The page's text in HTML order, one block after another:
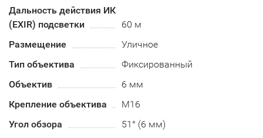
Дальность действия ИК
(EXIR) подсветки
60 м
Размещение
Уличное
Тип объектива
Фиксированный
Объектив
6 мм
Крепление объектива
M16
Угол обзора
51° (6 мм)